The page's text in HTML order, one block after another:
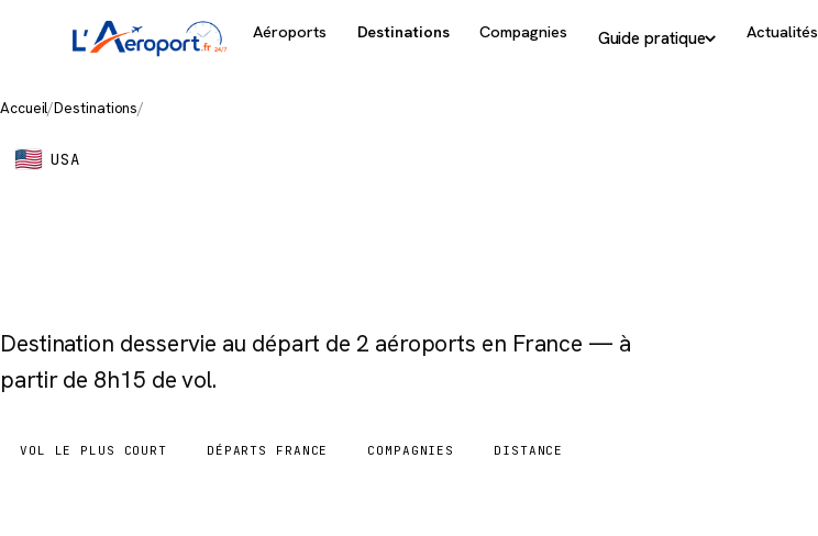
Aéroports Destinations Compagnies Guide pratique Actualités
Accueil/Destinations/
USA
Destination desservie au départ de 2 aéroports en France — à
partir de 8h15 de vol.
VOL LE PLUS COURT DÉPARTS FRANCE COMPAGNIES DISTANCE